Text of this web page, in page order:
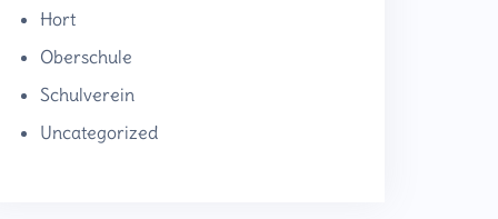
Hort
Oberschule
Schulverein
Uncategorized